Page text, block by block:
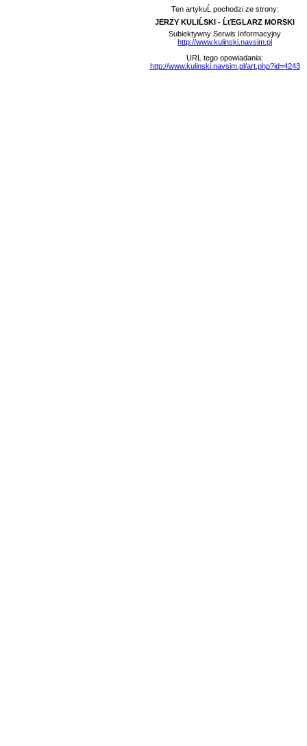
Ten artykuĹ pochodzi ze strony:
JERZY KULIĹSKI - ĹťEGLARZ MORSKI
Subiektywny Serwis Informacyjny
http://www.kulinski.navsim.pl
URL tego opowiadania:
http://www.kulinski.navsim.pl/art.php?id=4243